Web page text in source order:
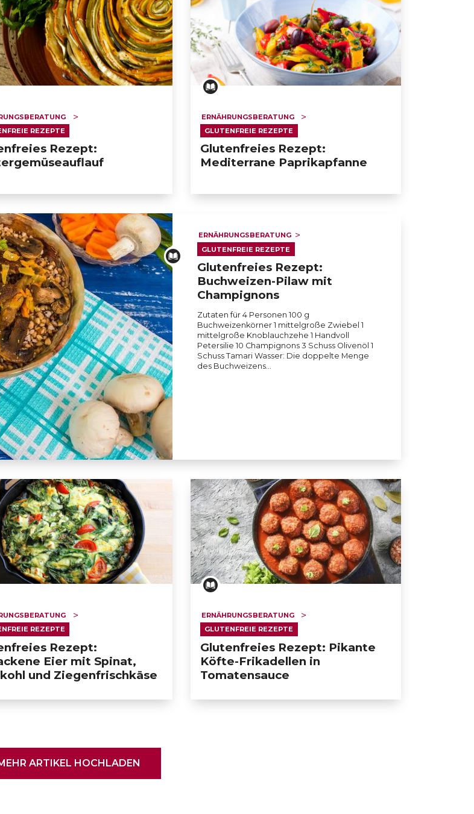
REZEPTE
Rezept:
ERNÄHRUNGSBERATUNG
GLUTENFREIE REZEPTE
Glutenfreies Rezept:
Mediterrane Paprikapfanne
ERNÄHRUNGSBERATUNG
GLUTENFREIE REZEPTE
Glutenfreies Rezept:
Buchweizen-Pilaw mit
Champignons
Zutaten für 4 Personen 100 g
Buchweizenkörner 1 mittelgroße Zwiebel 1
mittelgroße Knoblauchzehe 1 Handvoll
Petersilie 10 Champignons 3 Schuss Olivenöl 1
Schuss Tamari Wasser: Die doppelte Menge
des Buchweizens…
REZEPTE
Rezept:
Eier mit Spinat,
und Ziegenfrischkäse
ERNÄHRUNGSBERATUNG
GLUTENFREIE REZEPTE
Glutenfreies Rezept: Pikante
Köfte-Frikadellen in
Tomatensauce
ARTIKEL HOCHLADEN